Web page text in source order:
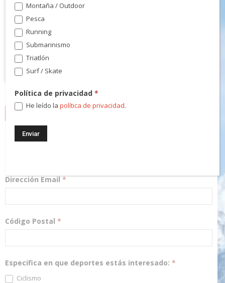
¡Regístrate! Te mantendremos informado de las novedades y
Dirección Email*
Código Postal *
Especifica en que deportes estás interesado: *
Ciclismo
Montaña / Outdoor
Pesca
Running
Submarinismo
Triatlón
Surf / Skate
Política de privacidad*
He leído lapolítica de privacidad.